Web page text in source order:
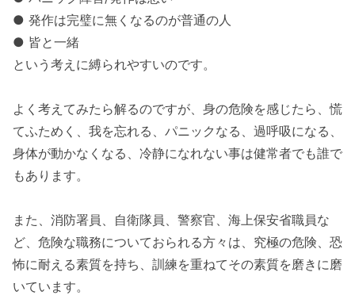
● 発作は完璧に無くなるのが普通の人
● 皆と一緒
という考えに縛られやすいのです。
よく考えてみたら解るのですが、身の危険を感じたら、慌
てふためく、我を忘れる、パニックなる、過呼吸になる、
身体が動かなくなる、冷静になれない事は健常者でも誰で
もあります。
また、消防署員、自衛隊員、警察官、海上保安省職員な
ど、危険な職務についておられる方々は、究極の危険、恐
怖に耐える素質を持ち、訓練を重ねてその素質を磨きに磨
いています。